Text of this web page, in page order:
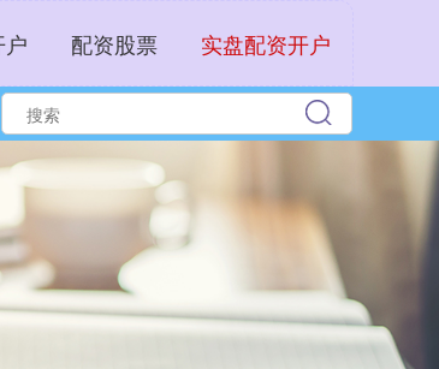
配资股票 实盘配资开户